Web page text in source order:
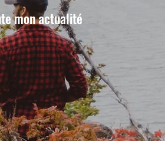
mon actualité